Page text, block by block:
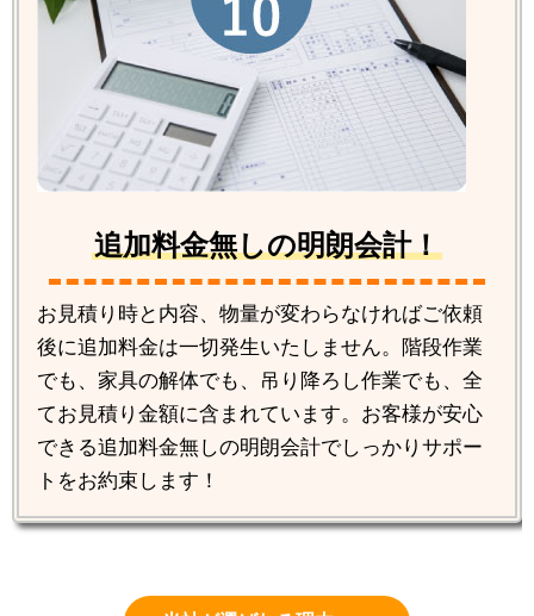
追加料金無しの明朗会計！
お見積り時と内容、物量が変わらなければご依頼
後に追加料金は一切発生いたしません。階段作業
でも、家具の解体でも、吊り降ろし作業でも、全
てお見積り金額に含まれています。お客様が安心
できる追加料金無しの明朗会計でしっかりサポー
トをお約束します！